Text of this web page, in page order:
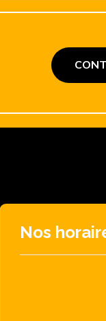
Nos